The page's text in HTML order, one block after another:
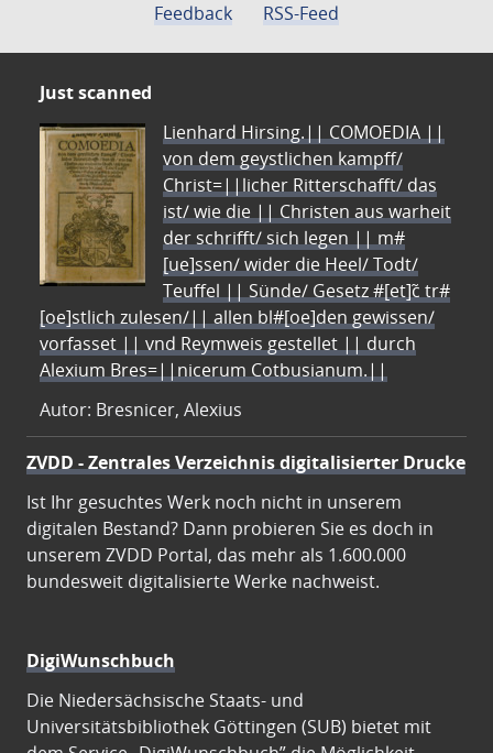
Feedback
RSS-Feed
Just scanned
Lienhard Hirsing.|| COMOEDIA ||
von dem geystlichen kampff/
Christ=||licher Ritterschafft/ das
ist/ wie die || Christen aus warheit
der schrifft/ sich legen || m#
[ue]ssen/ wider die Heel/ Todt/
Teuffel || Sünde/ Gesetz #[et]c̃ tr#
[oe]stlich zulesen/|| allen bl#[oe]den gewissen/
vorfasset || vnd Reymweis gestellet || durch
Alexium Bres=||nicerum Cotbusianum.||
Autor: Bresnicer, Alexius
ZVDD - Zentrales Verzeichnis digitalisierter Drucke
Ist Ihr gesuchtes Werk noch nicht in unserem
digitalen Bestand? Dann probieren Sie es doch in
unserem ZVDD Portal, das mehr als 1.600.000
bundesweit digitalisierte Werke nachweist.
DigiWunschbuch
Die Niedersächsische Staats- und
Universitätsbibliothek Göttingen (SUB) bietet mit